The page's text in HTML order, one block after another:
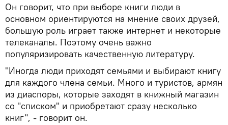
Он говорит, что при выборе книги люди в
основном ориентируются на мнение своих друзей,
большую роль играет также интернет и некоторые
телеканалы. Поэтому очень важно
популяризировать качественную литературу.
"Иногда люди приходят семьями и выбирают книгу
для каждого члена семьи. Много и туристов, армян
из диаспоры, которые заходят в книжный магазин
со "списком" и приобретают сразу несколько
книг", - говорит он.